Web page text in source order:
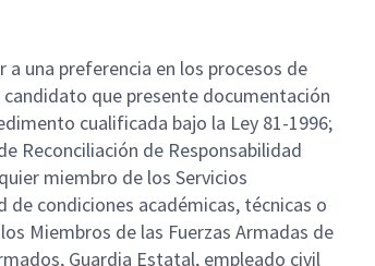
una preferencia en los procesos de
que presente documentación
cualificada bajo la Ley 81-1996;
Reconciliación de Responsabilidad
miembro de los Servicios
condiciones académicas, técnicas o
Miembros de las Fuerzas Armadas de
Guardia Estatal, empleado civil